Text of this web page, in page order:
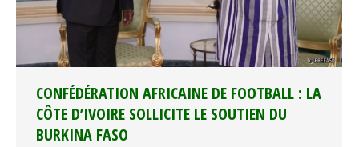
CONFÉDÉRATION AFRICAINE DE FOOTBALL : LA
CÔTE D’IVOIRE SOLLICITE LE SOUTIEN DU
BURKINA FASO